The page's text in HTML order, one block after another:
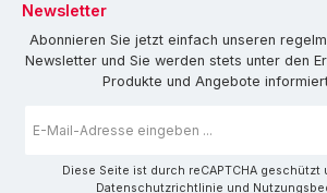
Newsletter
Abonnieren Sie jetzt einfach unseren
Newsletter und Sie werden stets unter den
Produkte und Angebote
Mail-
Diese Seite ist durch reCAPTCHA geschützt
Datenschutzrichtlinie und